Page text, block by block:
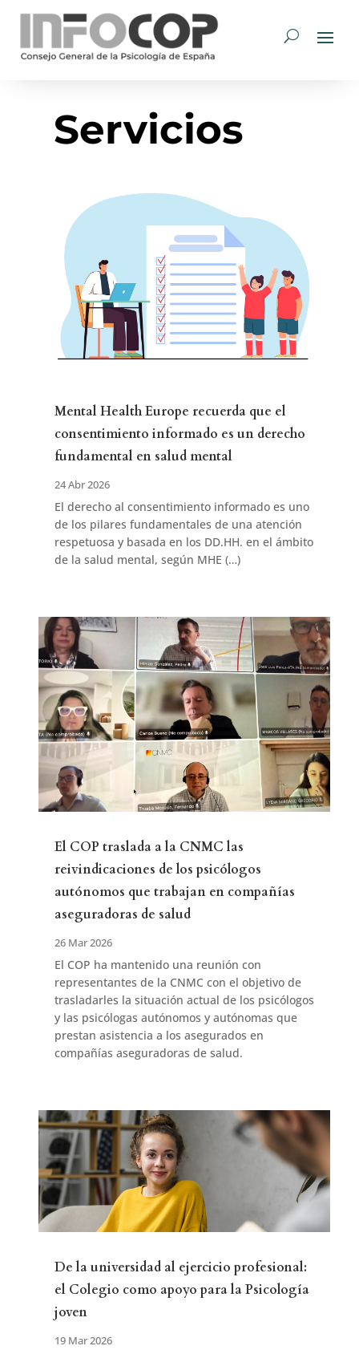
Servicios
Mental Health Europe recuerda que el
consentimiento informado es un derecho
fundamental en salud mental
24 Abr 2026
El derecho al consentimiento informado es uno
de los pilares fundamentales de una atención
respetuosa y basada en los DD.HH. en el ámbito
de la salud mental, según MHE (…)
El COP traslada a la CNMC las
reivindicaciones de los psicólogos
autónomos que trabajan en compañías
aseguradoras de salud
26 Mar 2026
El COP ha mantenido una reunión con
representantes de la CNMC con el objetivo de
trasladarles la situación actual de los psicólogos
y las psicólogas autónomos y autónomas que
prestan asistencia a los asegurados en
compañías aseguradoras de salud.
De la universidad al ejercicio profesional:
el Colegio como apoyo para la Psicología
joven
19 Mar 2026